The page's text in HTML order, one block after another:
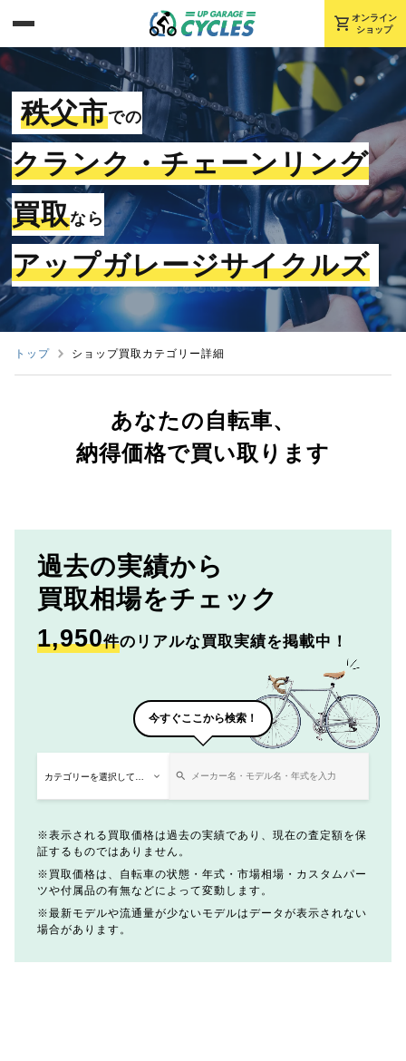
shopping_cart オンライン
ショップ
秩父市での
クランク・チェーンリング
買取なら
アップガレージサイクルズ
トップ ショップ買取カテゴリー詳細
あなたの自転車、
納得価格で買い取ります
過去の実績から
買取相場をチェック
1,950件のリアルな買取実績を掲載中！
今すぐここから検索！
表示される買取価格は過去の実績であり、現在の査定額を保
証するものではありません。
買取価格は、自転車の状態・年式・市場相場・カスタムパー
ツや付属品の有無などによって変動します。
最新モデルや流通量が少ないモデルはデータが表示されない
場合があります。